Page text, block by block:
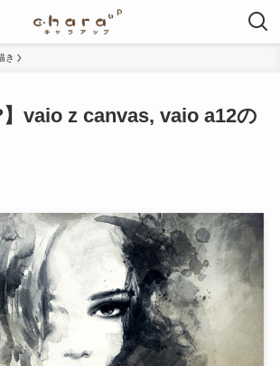
き
】vaio z canvas, vaio a12の